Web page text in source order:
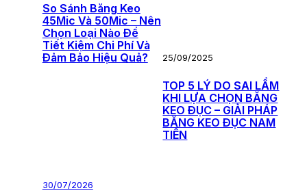
So Sánh Băng Keo
45Mic Và 50Mic – Nên
Chọn Loại Nào Để
Tiết Kiệm Chi Phí Và
Đảm Bảo Hiệu Quả?
30/07/2026
25/09/2025
TOP 5 LÝ DO SAI LẦM
KHI LỰA CHỌN BĂNG
KEO ĐỤC – GIẢI PHÁP
BĂNG KEO ĐỤC NAM
TIẾN